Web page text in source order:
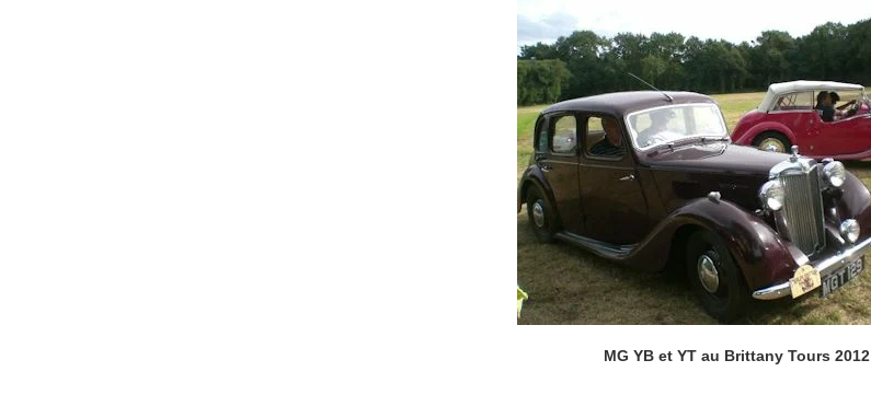
MG YB et YT au Brittany Tours 2012